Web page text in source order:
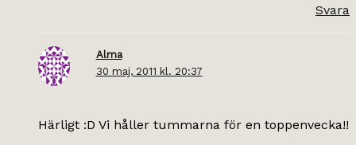
Svara
Alma
30 maj, 2011 kl. 20:37
Härligt :D Vi håller tummarna för en toppenvecka!!